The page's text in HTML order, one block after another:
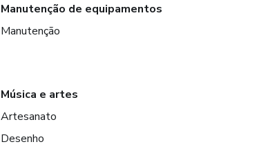
Manutenção de equipamentos
Manutenção
Música e artes
Artesanato
Desenho